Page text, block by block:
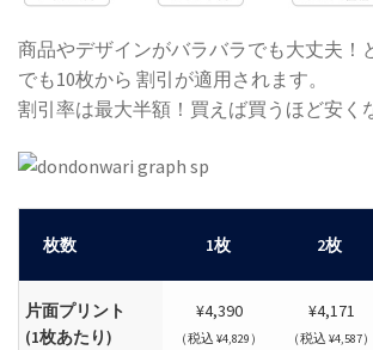
商品やデザインがバラバラでも大丈夫！
でも10枚から 割引が適用されます。
割引率は最大半額！買えば買うほど安く
枚数 1枚 2枚
片面プリント
(1枚あたり)
¥4,390
（税込 ¥4,829）
¥4,171
（税込 ¥4,587）